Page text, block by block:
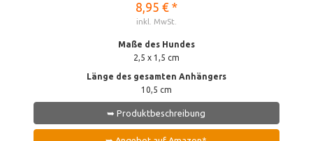
8,95 € *
inkl. MwSt.
Maße des Hundes
2,5 x 1,5 cm
Länge des gesamten Anhängers
10,5 cm
➥ Produktbeschreibung